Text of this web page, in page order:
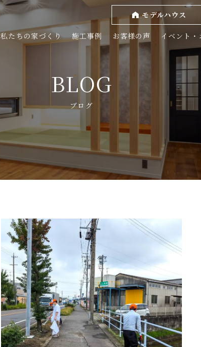
モデルハウス
私たちの家づくり 施工事例 お客様の声 イベント・
BLOG
ブログ